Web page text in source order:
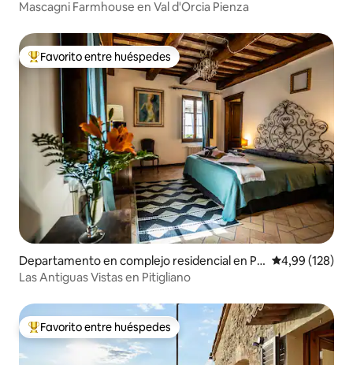
a
Mascagni Farmhouse en Val d'Orcia Pienza
Favorito entre los huéspedes más destacados
Favorito entre huéspedes
Departamento en complejo residencial en Pit
igliano
Calificación
4,99 (128)
Las Antiguas Vistas en Pitigliano
Favorito entre los huéspedes más destacados
Favorito entre huéspedes